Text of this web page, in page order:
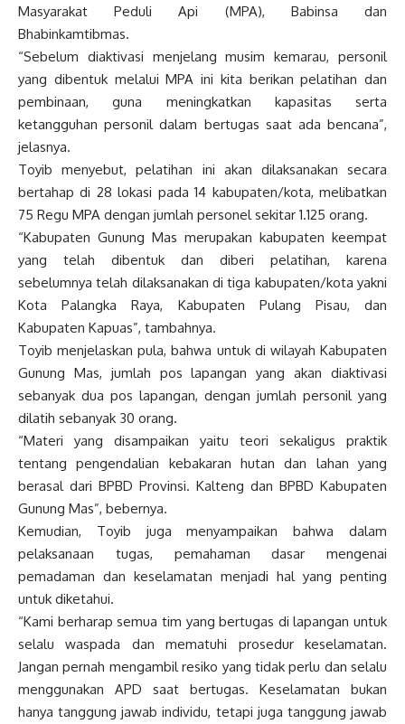
Masyarakat Peduli Api (MPA), Babinsa dan
Bhabinkamtibmas.
“Sebelum diaktivasi menjelang musim kemarau, personil
yang dibentuk melalui MPA ini kita berikan pelatihan dan
pembinaan, guna meningkatkan kapasitas serta
ketangguhan personil dalam bertugas saat ada bencana”,
jelasnya.
Toyib menyebut, pelatihan ini akan dilaksanakan secara
bertahap di 28 lokasi pada 14 kabupaten/kota, melibatkan
75 Regu MPA dengan jumlah personel sekitar 1.125 orang.
“Kabupaten Gunung Mas merupakan kabupaten keempat
yang telah dibentuk dan diberi pelatihan, karena
sebelumnya telah dilaksanakan di tiga kabupaten/kota yakni
Kota Palangka Raya, Kabupaten Pulang Pisau, dan
Kabupaten Kapuas”, tambahnya.
Toyib menjelaskan pula, bahwa untuk di wilayah Kabupaten
Gunung Mas, jumlah pos lapangan yang akan diaktivasi
sebanyak dua pos lapangan, dengan jumlah personil yang
dilatih sebanyak 30 orang.
“Materi yang disampaikan yaitu teori sekaligus praktik
tentang pengendalian kebakaran hutan dan lahan yang
berasal dari BPBD Provinsi. Kalteng dan BPBD Kabupaten
Gunung Mas”, bebernya.
Kemudian, Toyib juga menyampaikan bahwa dalam
pelaksanaan tugas, pemahaman dasar mengenai
pemadaman dan keselamatan menjadi hal yang penting
untuk diketahui.
“Kami berharap semua tim yang bertugas di lapangan untuk
selalu waspada dan mematuhi prosedur keselamatan.
Jangan pernah mengambil resiko yang tidak perlu dan selalu
menggunakan APD saat bertugas. Keselamatan bukan
hanya tanggung jawab individu, tetapi juga tanggung jawab